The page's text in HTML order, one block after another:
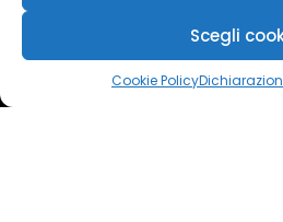
Scegli
Cookie Policy